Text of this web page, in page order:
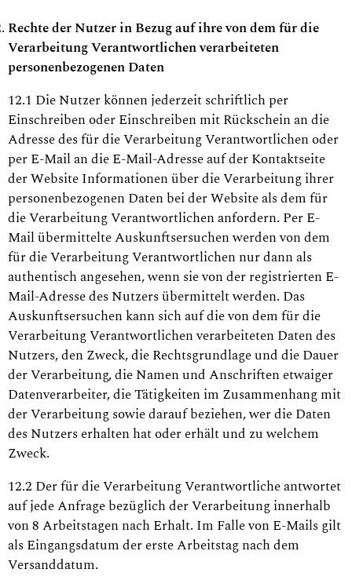
Rechte der Nutzer in Bezug auf ihre von dem für die
Verarbeitung Verantwortlichen verarbeiteten
personenbezogenen Daten
12.1 Die Nutzer können jederzeit schriftlich per
Einschreiben oder Einschreiben mit Rückschein an die
Adresse des für die Verarbeitung Verantwortlichen oder
per E-Mail an die E-Mail-Adresse auf der Kontaktseite
der Website Informationen über die Verarbeitung ihrer
personenbezogenen Daten bei der Website als dem für
die Verarbeitung Verantwortlichen anfordern. Per E-
Mail übermittelte Auskunftsersuchen werden von dem
für die Verarbeitung Verantwortlichen nur dann als
authentisch angesehen, wenn sie von der registrierten E-
Mail-Adresse des Nutzers übermittelt werden. Das
Auskunftsersuchen kann sich auf die von dem für die
Verarbeitung Verantwortlichen verarbeiteten Daten des
Nutzers, den Zweck, die Rechtsgrundlage und die Dauer
der Verarbeitung, die Namen und Anschriften etwaiger
Datenverarbeiter, die Tätigkeiten im Zusammenhang mit
der Verarbeitung sowie darauf beziehen, wer die Daten
des Nutzers erhalten hat oder erhält und zu welchem
Zweck.
12.2 Der für die Verarbeitung Verantwortliche antwortet
auf jede Anfrage bezüglich der Verarbeitung innerhalb
von 8 Arbeitstagen nach Erhalt. Im Falle von E-Mails gilt
als Eingangsdatum der erste Arbeitstag nach dem
Versanddatum.